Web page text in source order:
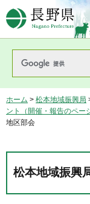
長
ホーム > 松本地域振興局
ント（開催・報告のペー
地区部会
松本地域振興